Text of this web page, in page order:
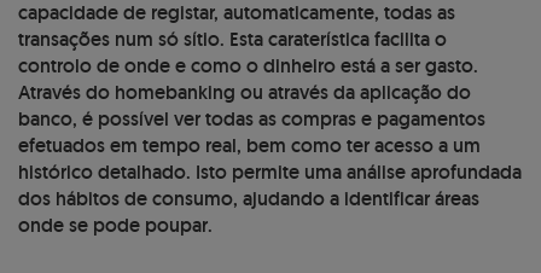
capacidade de registar, automaticamente, todas as
transações num só sítio. Esta caraterística facilita o
controlo de onde e como o dinheiro está a ser gasto.
Através do homebanking ou através da aplicação do
banco, é possível ver todas as compras e pagamentos
efetuados em tempo real, bem como ter acesso a um
histórico detalhado. Isto permite uma análise aprofundada
dos hábitos de consumo, ajudando a identificar áreas
onde se pode poupar.